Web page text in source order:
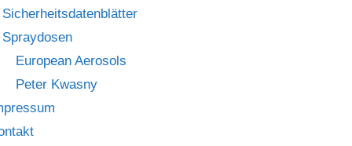
Sicherheitsdatenblätter
Spraydosen
European Aerosols
Peter Kwasny